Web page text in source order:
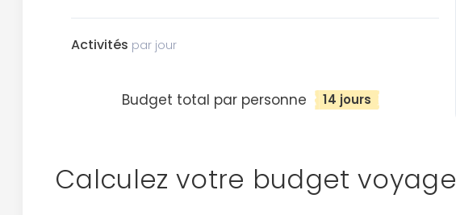
Activités par jour
Budget total par personne 14 jours
Calculez votre budget voyage